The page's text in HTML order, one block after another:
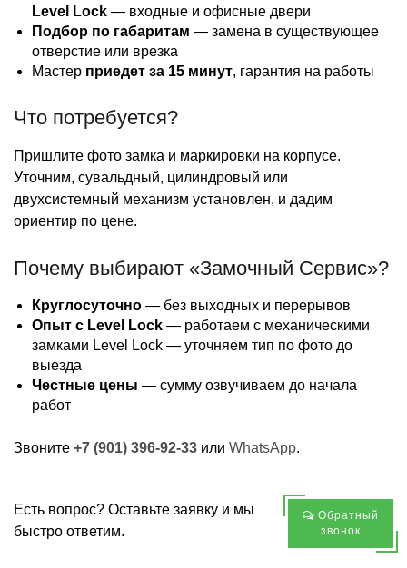
Level Lock — входные и офисные двери
Подбор по габаритам — замена в существующее
отверстие или врезка
Мастер приедет за 15 минут, гарантия на работы
Что потребуется?
Пришлите фото замка и маркировки на корпусе.
Уточним, сувальдный, цилиндровый или
двухсистемный механизм установлен, и дадим
ориентир по цене.
Почему выбирают «Замочный Сервис»?
Круглосуточно — без выходных и перерывов
Опыт с Level Lock — работаем с механическими
замками Level Lock — уточняем тип по фото до
выезда
Честные цены — сумму озвучиваем до начала
работ
Звоните +7 (901) 396-92-33 или WhatsApp.
Есть вопрос? Оставьте заявку и мы
быстро ответим.
Обратный
звонок